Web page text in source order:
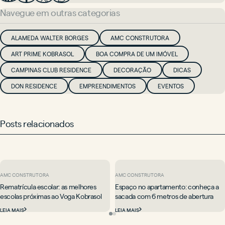
Navegue em outras categorias
ALAMEDA WALTER BORGES
AMC CONSTRUTORA
ART PRIME KOBRASOL
BOA COMPRA DE UM IMÓVEL
CAMPINAS CLUB RESIDENCE
DECORAÇÃO
DICAS
DON RESIDENCE
EMPREENDIMENTOS EVENTOS
Posts relacionados
AMC CONSTRUTORA
Rematrícula escolar: as melhores
escolas próximas ao Voga Kobrasol
LEIA MAIS
AMC CONSTRUTORA
Espaço no apartamento: conheça a
sacada com 6 metros de abertura
LEIA MAIS